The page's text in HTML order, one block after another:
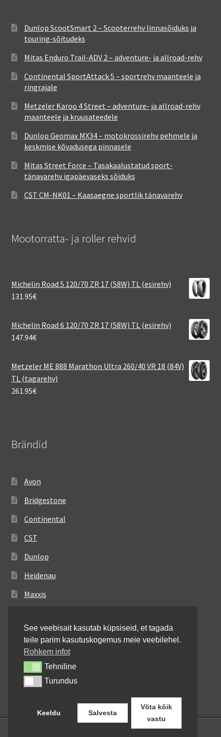
Dunlop ScootSmart 2 – Scooterrehv linnasõiduks ja
touring-sõitudeks
Mitas Enduro Trail-ADV 2 – adventure- ja allroad-rehv
Continental SportAttack 5 – sportrehv maanteele ja
ringrajale
Metzeler Karoo 4 Street – adventure- ja allroad-rehv
maanteele ja kruusateedele
Dunlop Geomax MX34 – motokrossirehv pehmele ja
keskmise kõvadusega pinnasele
Mitas Street Force – Tasakaalustatud sport-
tänavarehv igapäevaseks sõiduks
CST CM-NK01 – Kaasaegne sportlik tänavarehv
Mootorratta- ja roller rehvid
Michelin Road 5 120/70 ZR 17 (58W) TL (esirehv)
131.95€
Michelin Road 6 120/70 ZR 17 (58W) TL (esirehv)
147.94€
Metzeler ME 888 Marathon Ultra 260/40 VR 18 (84V)
TL (tagarehv)
261.95€
Brändid
Avon
Bridgestone
Continental
CST
Dunlop
Heidenau
Maxxis
Michelin
Mitas
Pirelli
Shinko
See veebisait kasutab küpsiseid, et tagada
teile parim kasutuskogemus meie veebilehel.
Rohkem infot
TehnilineTehniline
TurundusTurundus
Keeldu Salvesta
Võta kõik
vastu